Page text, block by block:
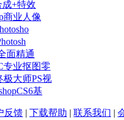
+特效
商业人像
面精通
专业抠图零
极大师PS视
基
反馈 | 下载帮助 | 联系我们 |